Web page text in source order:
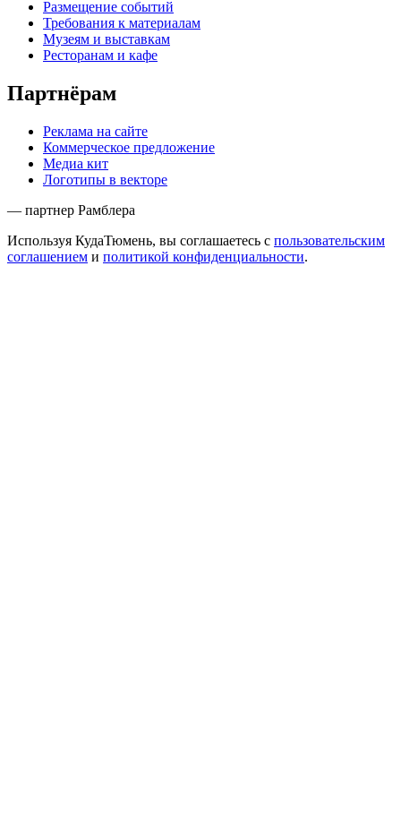
Размещение событий
Требования к материалам
Музеям и выставкам
Ресторанам и кафе
Партнёрам
Реклама на сайте
Коммерческое предложение
Медиа кит
Логотипы в векторе
— партнер Рамблера
Используя КудаТюмень, вы соглашаетесь с пользовательским
соглашением и политикой конфиденциальности.